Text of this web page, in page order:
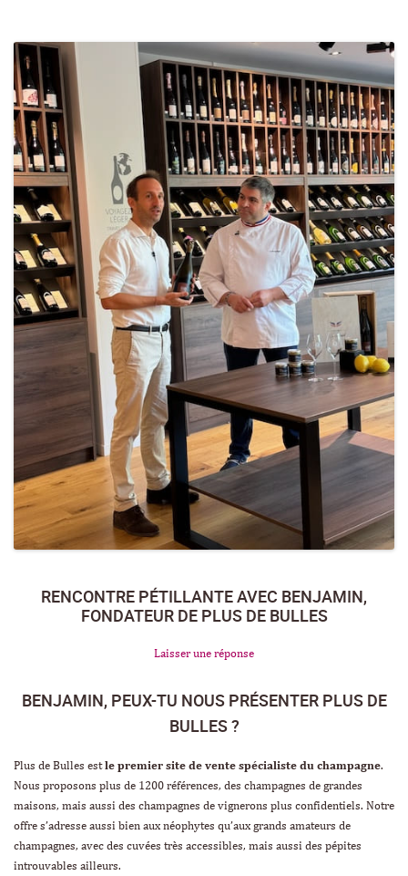
RENCONTRE PÉTILLANTE AVEC BENJAMIN,
FONDATEUR DE PLUS DE BULLES
Laisser une réponse
BENJAMIN, PEUX-TU NOUS PRÉSENTER PLUS DE
BULLES ?
Plus de Bulles estle premier site de vente spécialiste du champagne.
Nous proposons plus de 1200 références, des champagnes de grandes
maisons, mais aussi des champagnes de vignerons plus confidentiels. Notre
offre s’adresse aussi bien aux néophytes qu’aux grands amateurs de
champagnes, avec des cuvées très accessibles, mais aussi des pépites
introuvables ailleurs.